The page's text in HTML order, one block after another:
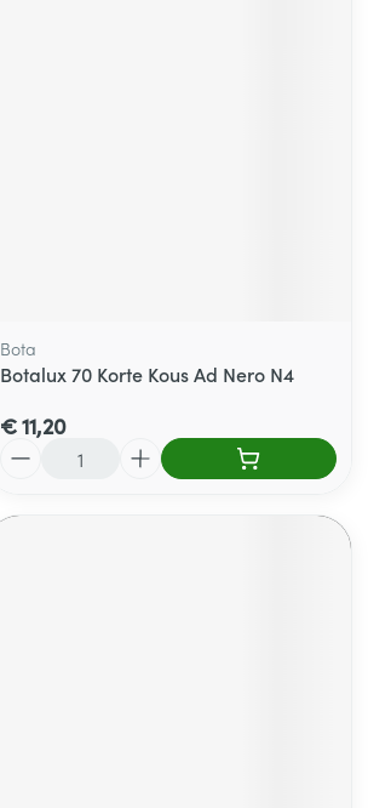
Bota
Botalux 70 Korte Kous Ad Nero N4
€ 11,20